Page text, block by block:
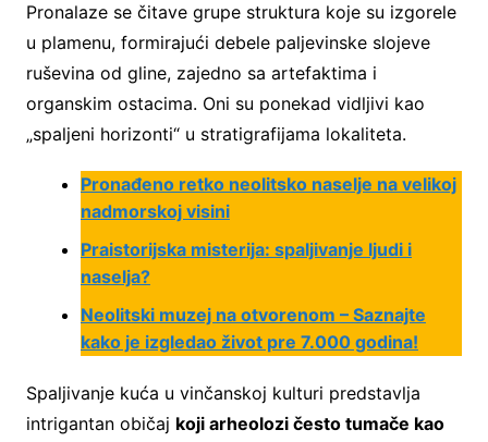
Pronalaze se čitave grupe struktura koje su izgorele
u plamenu, formirajući debele paljevinske slojeve
ruševina od gline, zajedno sa artefaktima i
organskim ostacima. Oni su ponekad vidljivi kao
„spaljeni horizonti“ u stratigrafijama lokaliteta.
Pronađeno retko neolitsko naselje na velikoj
nadmorskoj visini
Praistorijska misterija: spaljivanje ljudi i
naselja?
Neolitski muzej na otvorenom – Saznajte
kako je izgledao život pre 7.000 godina!
Spaljivanje kuća u vinčanskoj kulturi predstavlja
intrigantan običaj koji arheolozi često tumače kao